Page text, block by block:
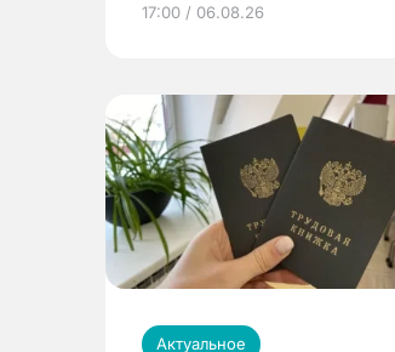
17:00 / 06.08.26
Актуальное